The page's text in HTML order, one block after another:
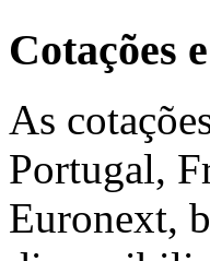
Cotações
As
Portugal,
Euronext,